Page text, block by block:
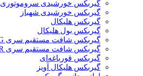
گیربکس خورشیدی سروموتوری
گیربکس خورشیدی شهباز
گیربکس هلیکال
گیربکس بول هلیکال
گیربکس شافت مستقیم سری G
گیربکس شافت مستقیم سری R
گیربکس قورباغه‌ای
گیربکس هلیکال آویز